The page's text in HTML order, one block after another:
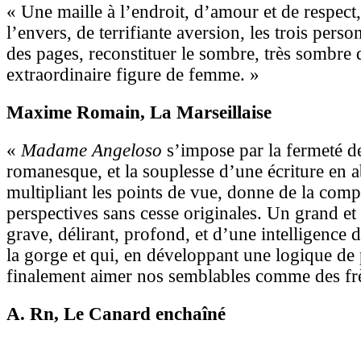
« Une maille à l’endroit, d’amour et de
l’envers, de terrifiante aversion, les trois
des pages, reconstituer le sombre, très sombre
extraordinaire figure de femme. »
Maxime Romain, La Marseillaise
«Madame Angeloso s’impose par la fermeté
romanesque, et la souplesse d’une écriture en
multipliant les points de vue, donne de la
perspectives sans cesse originales. Un grand
grave, délirant, profond, et d’une intelligence
la gorge et qui, en développant une logique
finalement aimer nos semblables comme des
A. Rn, Le Canard enchaîné